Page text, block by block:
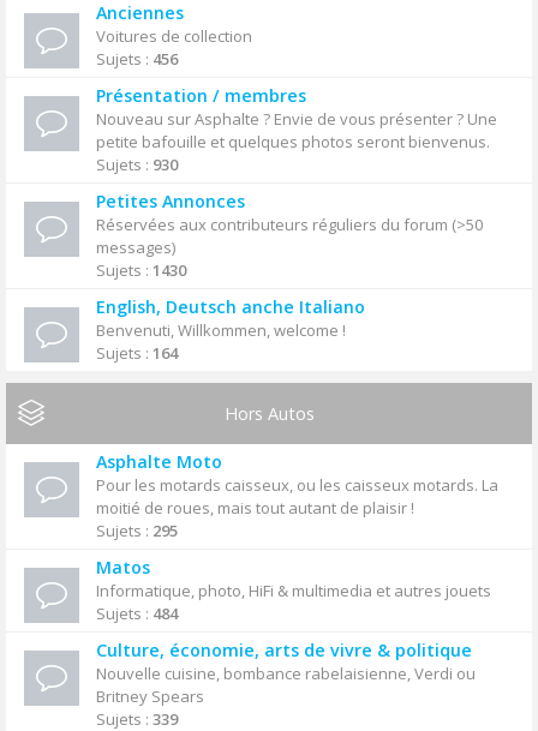
Anciennes
Voitures de collection
Sujets : 456
Présentation / membres
Nouveau sur Asphalte ? Envie de vous présenter ? Une
petite bafouille et quelques photos seront bienvenus.
Sujets : 930
Petites Annonces
Réservées aux contributeurs réguliers du forum (>50
messages)
Sujets : 1430
English, Deutsch anche Italiano
Benvenuti, Willkommen, welcome !
Sujets : 164
Hors Autos
Asphalte Moto
Pour les motards caisseux, ou les caisseux motards. La
moitié de roues, mais tout autant de plaisir !
Sujets : 295
Matos
Informatique, photo, HiFi & multimedia et autres jouets
Sujets : 484
Culture, économie, arts de vivre & politique
Nouvelle cuisine, bombance rabelaisienne, Verdi ou
Britney Spears
Sujets : 339